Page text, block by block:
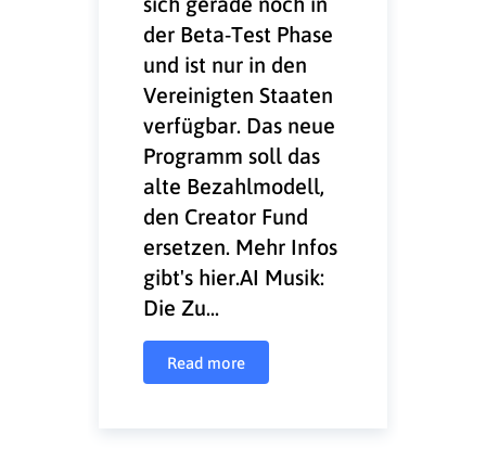
der Beta-Test Phase
und ist nur in den
Vereinigten Staaten
verfügbar. Das neue
Programm soll das
alte Bezahlmodell,
den Creator Fund
ersetzen. Mehr Infos
gibt's hier.AI Musik:
Die Zu...
Read more